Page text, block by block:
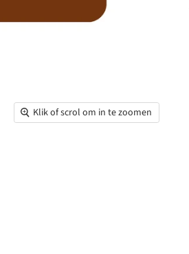
Klik of scrol om in te zoomen